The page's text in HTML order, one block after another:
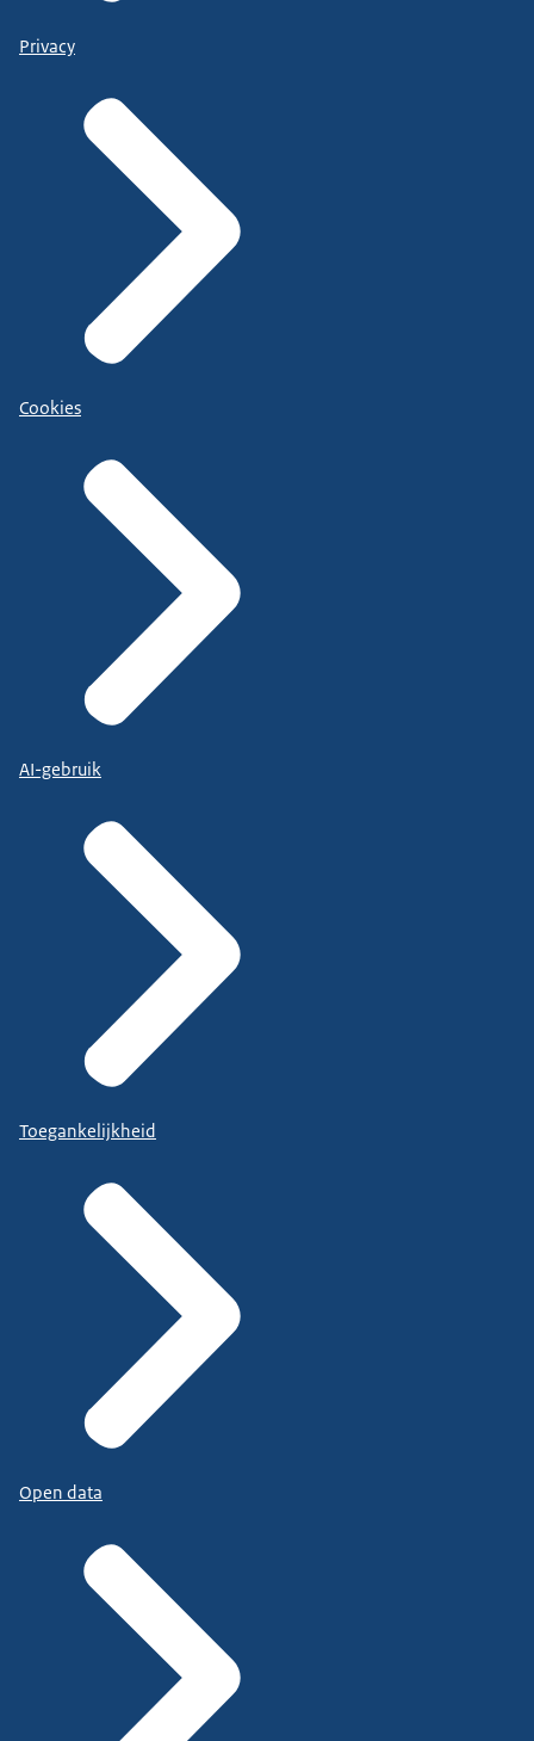
Privacy
Cookies
AI-gebruik
Toegankelijkheid
Open data